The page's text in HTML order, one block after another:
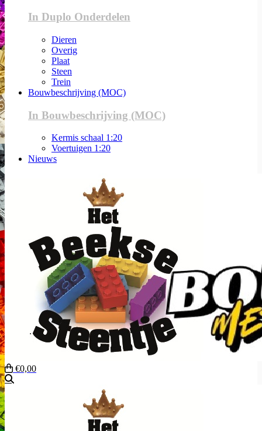
In Duplo Onderdelen
Dieren
Overig
Plaat
Steen
Trein
Bouwbeschrijving (MOC)
In Bouwbeschrijving (MOC)
Kermis schaal 1:20
Voertuigen 1:20
Nieuws
€0,00